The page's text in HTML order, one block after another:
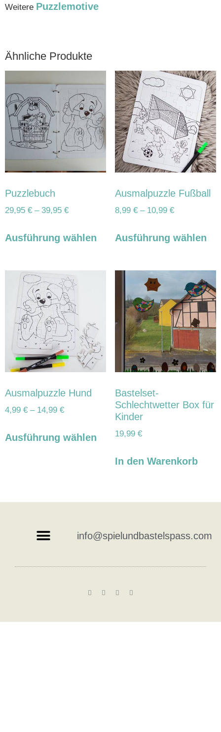
Weitere Puzzlemotive
Ähnliche Produkte
Puzzlebuch
29,95 € – 39,95 €
Ausführung wählen
Ausmalpuzzle Fußball
8,99 € – 10,99 €
Ausführung wählen
Ausmalpuzzle Hund
4,99 € – 14,99 €
Ausführung wählen
Bastelset-
Schlechtwetter Box für
Kinder
19,99 €
In den Warenkorb
info@spielundbastelspass.com